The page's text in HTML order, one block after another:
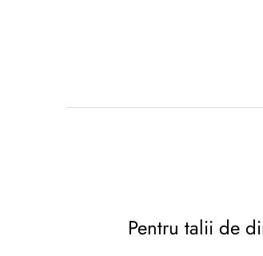
Pentru talii de